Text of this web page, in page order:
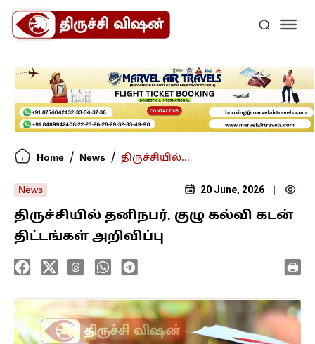
Home / News / திருச்சியில்...
News 20 June, 2026
திருச்சியில் தனிநபர், குழு கல்வி கடன்
திட்டங்கள் அறிவிப்பு